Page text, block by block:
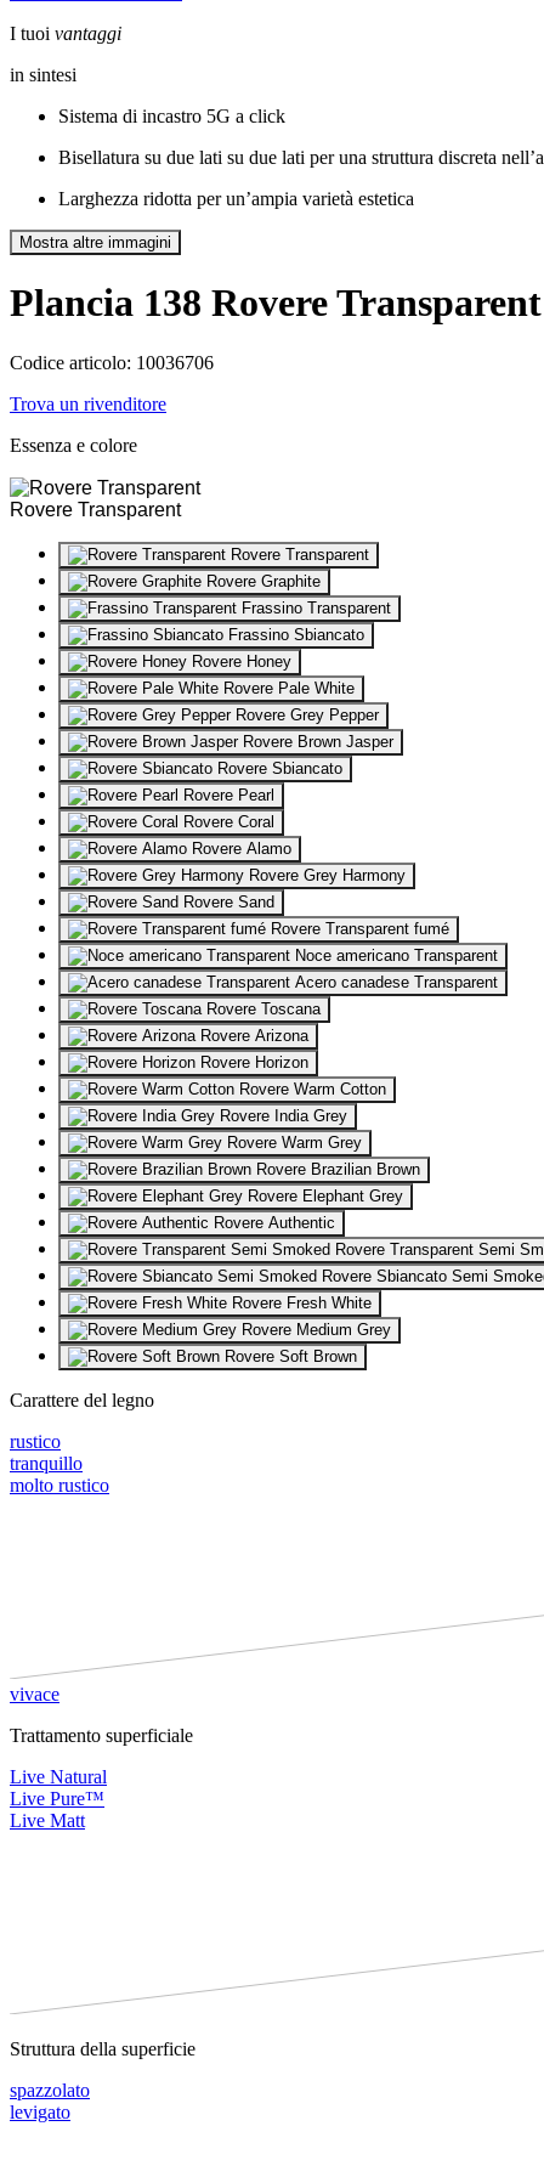
I tuoi vantaggi
in sintesi
Sistema di incastro 5G a click
Bisellatura su due lati su due lati per una struttura discreta
Larghezza ridotta per un’ampia varietà estetica
Mostra altre immagini
Plancia 138 Rovere Transparent
Codice articolo: 10036706
Trova un rivenditore
Essenza e colore
Rovere Transparent
Rovere Transparent
Rovere Graphite
Frassino Transparent
Frassino Sbiancato
Rovere Honey
Rovere Pale White
Rovere Grey Pepper
Rovere Brown Jasper
Rovere Sbiancato
Rovere Pearl
Rovere Coral
Rovere Alamo
Rovere Grey Harmony
Rovere Sand
Rovere Transparent fumé
Noce americano Transparent
Acero canadese Transparent
Rovere Toscana
Rovere Arizona
Rovere Horizon
Rovere Warm Cotton
Rovere India Grey
Rovere Warm Grey
Rovere Brazilian Brown
Rovere Elephant Grey
Rovere Authentic
Rovere Transparent Semi
Rovere Sbiancato Semi
Rovere Fresh White
Rovere Medium Grey
Rovere Soft Brown
Carattere del legno
rustico
tranquillo
molto rustico
vivace
Trattamento superficiale
Live Natural
Live Pure™
Live Matt
Struttura della superficie
spazzolato
levigato